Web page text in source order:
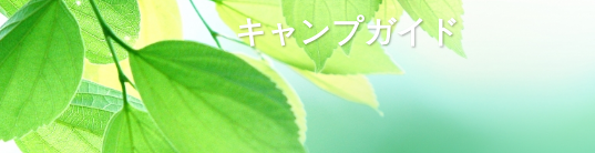
キャンプガイド